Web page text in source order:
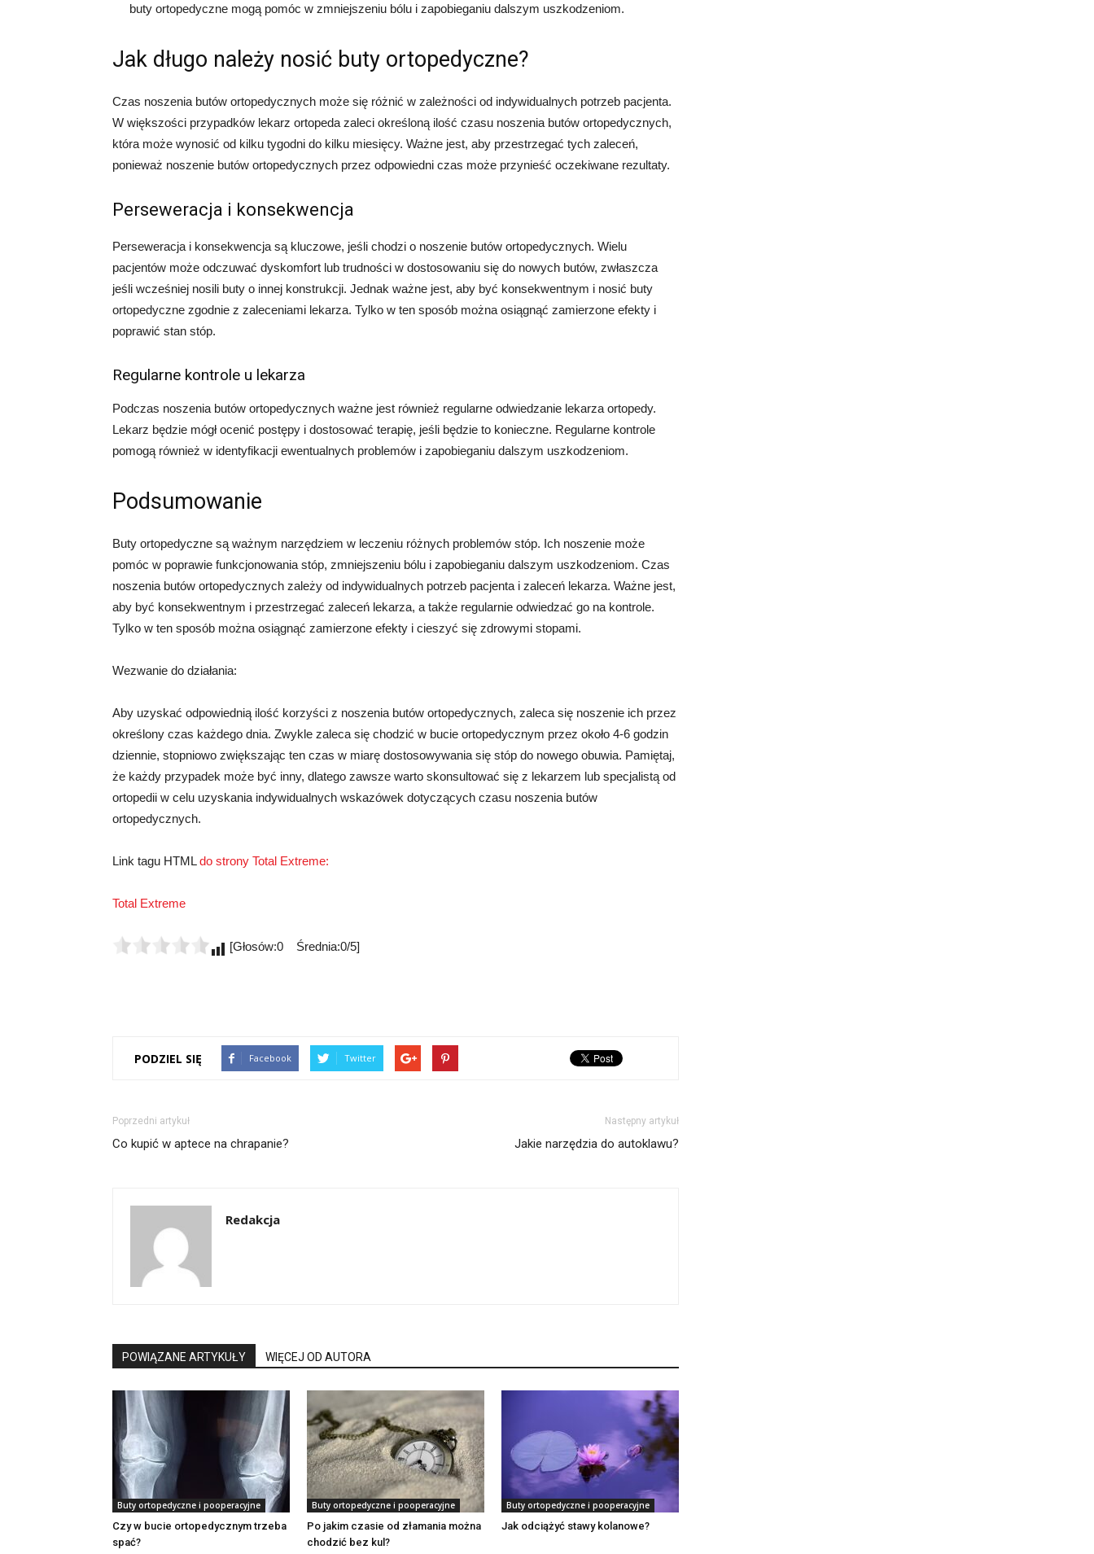
buty ortopedyczne mogą pomóc w zmniejszeniu bólu i zapobieganiu dalszym uszkodzeniom.
Jak długo należy nosić buty ortopedyczne?
Czas noszenia butów ortopedycznych może się różnić w zależności od indywidualnych potrzeb pacjenta.
W większości przypadków lekarz ortopeda zaleci określoną ilość czasu noszenia butów ortopedycznych,
która może wynosić od kilku tygodni do kilku miesięcy. Ważne jest, aby przestrzegać tych zaleceń,
ponieważ noszenie butów ortopedycznych przez odpowiedni czas może przynieść oczekiwane rezultaty.
Perseweracja i konsekwencja
Perseweracja i konsekwencja są kluczowe, jeśli chodzi o noszenie butów ortopedycznych. Wielu
pacjentów może odczuwać dyskomfort lub trudności w dostosowaniu się do nowych butów, zwłaszcza
jeśli wcześniej nosili buty o innej konstrukcji. Jednak ważne jest, aby być konsekwentnym i nosić buty
ortopedyczne zgodnie z zaleceniami lekarza. Tylko w ten sposób można osiągnąć zamierzone efekty i
poprawić stan stóp.
Regularne kontrole u lekarza
Podczas noszenia butów ortopedycznych ważne jest również regularne odwiedzanie lekarza ortopedy.
Lekarz będzie mógł ocenić postępy i dostosować terapię, jeśli będzie to konieczne. Regularne kontrole
pomogą również w identyfikacji ewentualnych problemów i zapobieganiu dalszym uszkodzeniom.
Podsumowanie
Buty ortopedyczne są ważnym narzędziem w leczeniu różnych problemów stóp. Ich noszenie może
pomóc w poprawie funkcjonowania stóp, zmniejszeniu bólu i zapobieganiu dalszym uszkodzeniom. Czas
noszenia butów ortopedycznych zależy od indywidualnych potrzeb pacjenta i zaleceń lekarza. Ważne jest,
aby być konsekwentnym i przestrzegać zaleceń lekarza, a także regularnie odwiedzać go na kontrole.
Tylko w ten sposób można osiągnąć zamierzone efekty i cieszyć się zdrowymi stopami.
Wezwanie do działania:
Aby uzyskać odpowiednią ilość korzyści z noszenia butów ortopedycznych, zaleca się noszenie ich przez
określony czas każdego dnia. Zwykle zaleca się chodzić w bucie ortopedycznym przez około 4-6 godzin
dziennie, stopniowo zwiększając ten czas w miarę dostosowywania się stóp do nowego obuwia. Pamiętaj,
że każdy przypadek może być inny, dlatego zawsze warto skonsultować się z lekarzem lub specjalistą od
ortopedii w celu uzyskania indywidualnych wskazówek dotyczących czasu noszenia butów
ortopedycznych.
Link tagu HTMLdo strony Total Extreme:
Total Extreme
[Głosów:0 Średnia:0/5]
PODZIEL SIĘ Facebook Twitter
Poprzedni artykuł
Co kupić w aptece na chrapanie?
Następny artykuł
Jakie narzędzia do autoklawu?
Redakcja
POWIĄZANE ARTYKUŁY WIĘCEJ OD AUTORA
Buty ortopedyczne i pooperacyjne
Czy w bucie ortopedycznym trzeba
spać?
Buty ortopedyczne i pooperacyjne
Po jakim czasie od złamania można
chodzić bez kul?
Buty ortopedyczne i pooperacyjne
Jak odciążyć stawy kolanowe?